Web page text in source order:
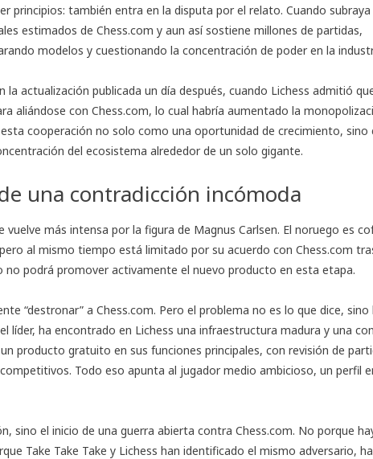
principios: también entra en la disputa por el relato. Cuando
estimados de Chess.com y aun así sostiene millones de partidas,
modelos y cuestionando la concentración de poder en la
la actualización publicada un día después, cuando Lichess admitió
aliándose con Chess.com, lo cual habría aumentado la
cooperación no solo como una oportunidad de crecimiento, sino
del ecosistema alrededor de un solo gigante.
una contradicción incómoda
más intensa por la figura de Magnus Carlsen. El noruego es
al mismo tiempo está limitado por su acuerdo con Chess.com
no podrá promover activamente el nuevo producto en esta etapa.
“destronar” a Chess.com. Pero el problema no es lo que dice, sino
líder, ha encontrado en Lichess una infraestructura madura y una
producto gratuito en sus funciones principales, con revisión de
Todo eso apunta al jugador medio ambicioso, un perfil
sino el inicio de una guerra abierta contra Chess.com. No porque
Take Take Take y Lichess han identificado el mismo adversario,